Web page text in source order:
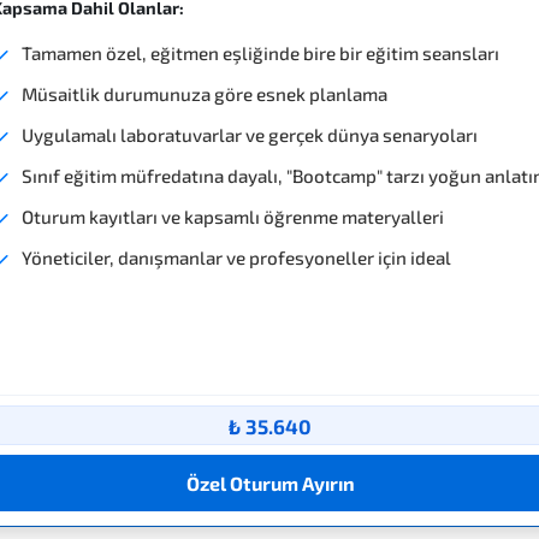
Dahil Olanlar:
Tamamen özel, eğitmen eşliğinde bire bir eğitim seansları
Müsaitlik durumunuza göre esnek planlama
Uygulamalı laboratuvarlar ve gerçek dünya senaryoları
Sınıf eğitim müfredatına dayalı, "Bootcamp" tarzı yoğun
Oturum kayıtları ve kapsamlı öğrenme materyalleri
Yöneticiler, danışmanlar ve profesyoneller için ideal
₺ 35.640
Özel Oturum Ayırın